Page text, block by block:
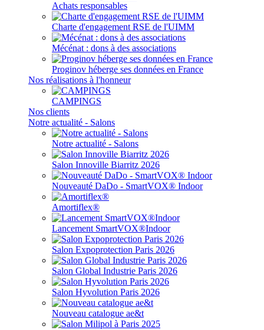
Achats responsables
Charte d'engagement RSE de l'UIMM
Mécénat : dons à des associations
Proginov héberge ses données en France
Nos réalisations à l'honneur
CAMPINGS
Nos clients
Notre actualité - Salons
Notre actualité - Salons
Salon Innoville Biarritz 2026
Nouveauté DaDo - SmartVOX® Indoor
Amortiflex®
Lancement SmartVOX®Indoor
Salon Expoprotection Paris 2026
Salon Global Industrie Paris 2026
Salon Hyvolution Paris 2026
Nouveau catalogue ae&t